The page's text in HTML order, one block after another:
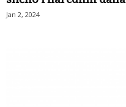
Jan 2, 2024